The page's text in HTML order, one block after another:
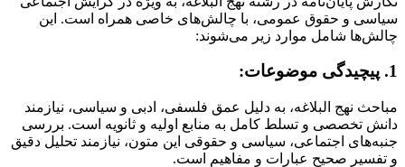
سیاسی و حقوق عمومی، با چالش‌های خاصی همراه است. این
چالش‌ها شامل موارد زیر می‌شوند:
1. پیچیدگی موضوعات:
مباحث نهج البلاغه، به دلیل عمق فلسفی، ادبی و سیاسی، نیازمند
دانش تخصصی و تسلط کامل به منابع اولیه و ثانویه است. بررسی
جنبه‌های اجتماعی، سیاسی و حقوقی این متون، نیازمند تحلیل دقیق
و تفسیر صحیح عبارات و مفاهیم است.